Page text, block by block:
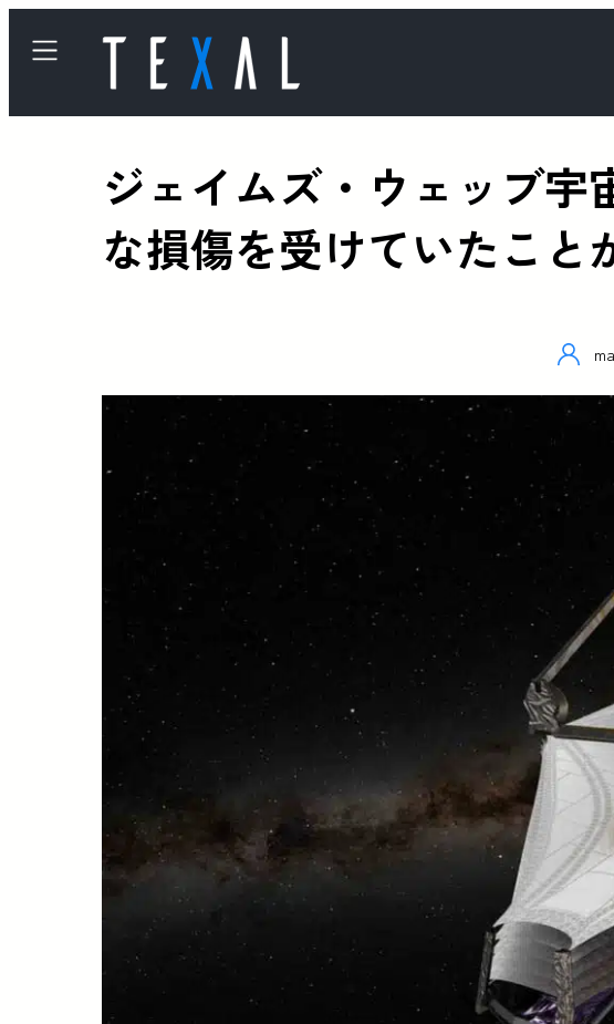
ジェイムズ・ウェッブ
な損傷を受けていたこと